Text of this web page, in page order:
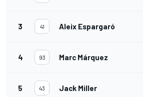
3 41 Aleix Espargaró
4 93 Marc Márquez
5 43 Jack Miller